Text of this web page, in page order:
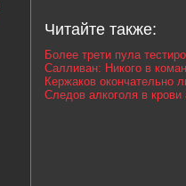
Читайте также:
Более трети пула
Салливан: Никого в
Кержаков окончательно
Следов алкоголя в